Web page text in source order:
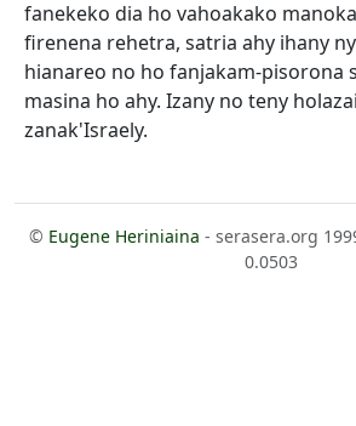
fanekeko dia ho vahoakako
firenena rehetra, satria ahy ihany
hianareo no ho fanjakam-pisorona
masina ho ahy. Izany no teny
zanak'Israely.
© Eugene Heriniaina - serasera.org
0.0503